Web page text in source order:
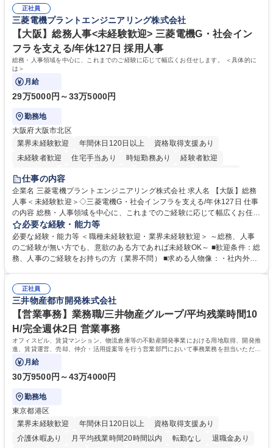
ルプロデュースしているため、商品に関わる全ての業務をサポート頂きま
す。 募集職種 東京都中央区【営業事務・貿易事務】食品商社/残業少なめ/
リモート等相談可
の強み】1991年の設立以来、外食産業を中心としたお客様の多様なニー
ズに沿った冷凍水産物等の生産・輸入・販売を一貫して手掛けています。
自社工場と海外拠点の強固な連携によるワンストップサービスが最大の強
みです。 学歴・資格 学歴：大学院 大学 語学力：英語 資格：
正社員
三菱電機プラントエンジニアリング株式会社
【大阪】総務人事<未経験歓迎> 三菱電機G・社会イン
フラを支える/年休127日 採用人事
総務・人事領域を中心に、これまでのご経験に応じて幅広くお任せします。 ＜具体的に
は＞
月給
29万5000円～33万5000円
勤務地
大阪府大阪市北区
業界未経験歓迎
年間休日120日以上
資格取得支援あり
未経験者歓迎
住宅手当あり 時短勤務あり
経験者歓迎
退職金あり
駅近5分以内
土日祝休み 服装自由 寮・社宅あり 食事補助あり
仕事の内容
企業名 三菱電機プラントエンジニアリング株式会社 求人名 【大阪】総務
人事＜未経験歓迎＞◇三菱電機G・社会インフラを支える/年休127日 仕事
の内容 総務・人事領域を中心に、これまでのご経験に応じて幅広くお任せ
します。 ＜具体的には＞ ・総務/人事労務（給与・社保・勤怠管理など）
・採用・教育研修 ・福利厚生運用 など ※基本的には事務所勤務ですが、
採用や教育等の業務内容により、関西圏以外への日帰り・宿泊を伴う国内
出張もございます。 ※担当業務を持ちつつ、お互いに助け合いながら、総
必要な経験・能力等
必要な経験・能力等 ＜職種未経験歓迎・業界未経験歓迎＞ ～総務、人事
のご経験が無い方でも、意欲のある方であれば未経験OK～ ■歓迎条件：総
務、人事のご経験をお持ちの方（業界不問） ■求める人物像：・社内外の
正社員
三井物産都市開発株式会社
【営業事務】業務職/三井物産グループ/平均残業時間10
H/完全週休2日 営業事務
オフィスビル、賃貸マンション、物流倉庫等の不動産開発事業における用地取得、開発推
進、賃貸運営、売却、仲介・活用提案等を行う営業部門において事務業務を担当いただき
ます。
月給
30万9500円～43万4000円
勤務地
東京都港区
業界未経験歓迎
年間休日120日以上
資格取得支援あり
介護休暇あり
月平均残業時間20時間以内 転勤なし
退職金あり